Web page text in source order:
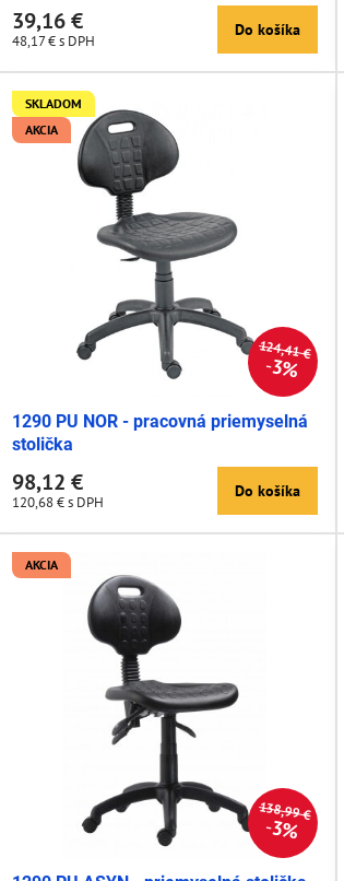
39,16 €
48,17 €s DPH
Do košíka
124,41 €
3%
SKLADOM
AKCIA
1290 PU NOR - pracovná priemyselná
stolička
98,12 €
120,68 €s DPH
Do košíka
138,99 €
3%
AKCIA